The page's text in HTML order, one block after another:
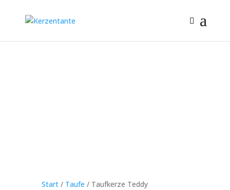
Start/ Taufe / Taufkerze Teddy